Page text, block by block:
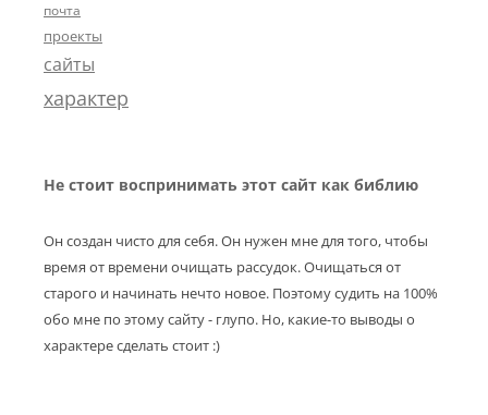
почта
проекты
сайты
характер
Не стоит воспринимать этот сайт как библию
Он создан чисто для себя. Он нужен мне для того, чтобы
время от времени очищать рассудок. Очищаться от
старого и начинать нечто новое. Поэтому судить на 100%
обо мне по этому сайту - глупо. Но, какие-то выводы о
характере сделать стоит :)